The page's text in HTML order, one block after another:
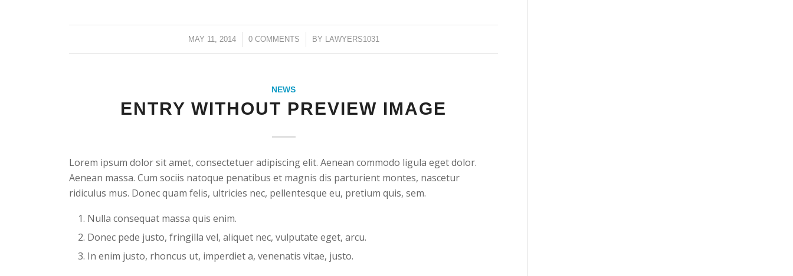
MAY 11, 2014
/ 0 COMMENTS
/ BY LAWYERS1031
NEWS
ENTRY WITHOUT PREVIEW IMAGE
Lorem ipsum dolor sit amet, consectetuer adipiscing elit. Aenean commodo ligula eget dolor.
Aenean massa. Cum sociis natoque penatibus et magnis dis parturient montes, nascetur
ridiculus mus. Donec quam felis, ultricies nec, pellentesque eu, pretium quis, sem.
Nulla consequat massa quis enim.
Donec pede justo, fringilla vel, aliquet nec, vulputate eget, arcu.
In enim justo, rhoncus ut, imperdiet a, venenatis vitae, justo.